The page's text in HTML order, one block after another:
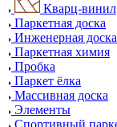
Кварц-винил
Паркетная доска
Инженерная доска
Паркетная химия
Пробка
Паркет ёлка
Массивная доска
Элементы
Спортивный